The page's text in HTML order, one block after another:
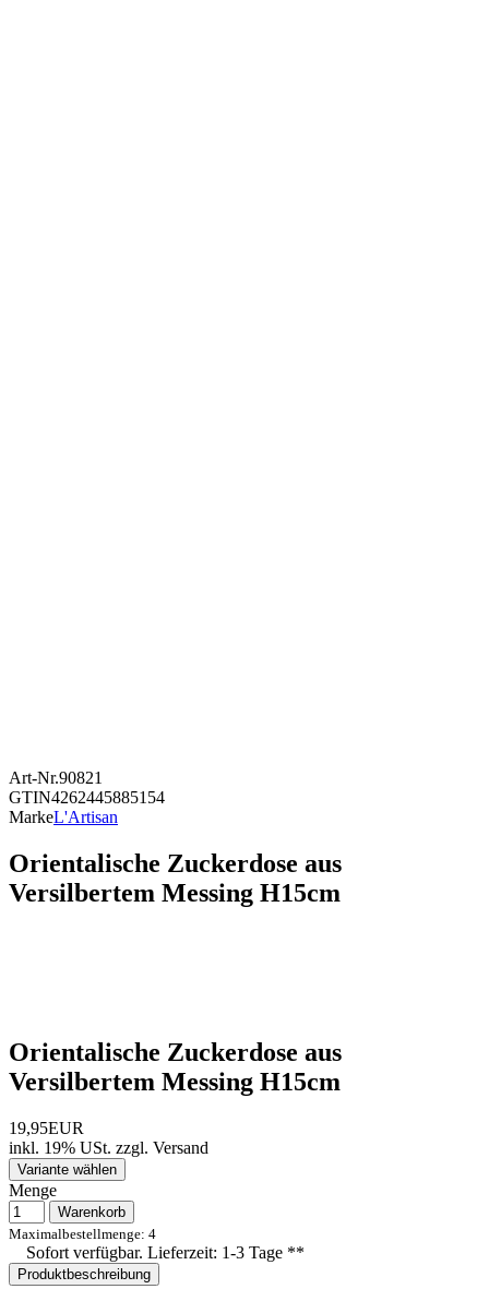
Art-Nr.90821
GTIN4262445885154
MarkeL'Artisan
Orientalische Zuckerdose aus
Versilbertem Messing H15cm
Orientalische Zuckerdose aus
Versilbertem Messing H15cm
19,95EUR
inkl. 19% USt. zzgl. Versand
Variante wählen
Menge
Warenkorb
Maximalbestellmenge: 4
Sofort verfügbar. Lieferzeit: 1-3 Tage **
Produktbeschreibung